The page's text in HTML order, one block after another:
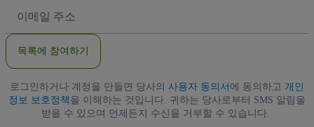
메
소
목록에 참여하기
로그인하거나 계정을 만들면 당사의 사용자 동의서 에 동의하고 개인
정보 보호정책 을 이해하는 것입니다. 귀하는 당사로부터 SMS 알림을
받을 수 있으며 언제든지 수신을 거부할 수 있습니다.